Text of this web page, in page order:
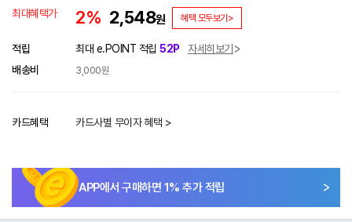
최대혜택가 2% 2,548원 혜택 모두보기>
적립 최대 e.POINT 적립 52P
자세히보기
배송비
3,000원
카드혜택 카드사별 무이자 혜택 >
APP에서 구매하면 1% 추가 적립